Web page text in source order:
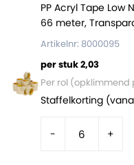
en magazijnen die
Ze zijn niet alleen
schuift simpelweg het
beschermstrip.
direct op de
veilig afgesloten in de
PP Acryl Tape Low
66 meter,
Artikelnr: 8000095
per stuk 2,03
Per rol (opklimmend
Staffelkorting
- +